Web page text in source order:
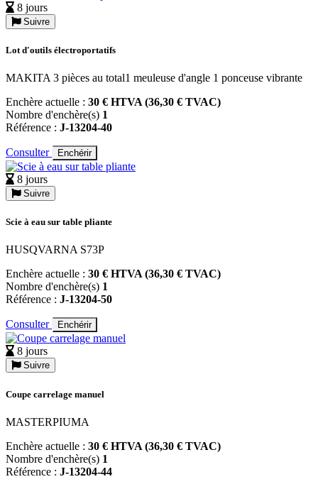
8 jours
Suivre
Lot d'outils électroportatifs
MAKITA 3 pièces au total1 meuleuse d'angle 1 ponceuse vibrante
Enchère actuelle : 30 € HTVA (36,30 € TVAC)
Nombre d'enchère(s) 1
Référence : J-13204-40
Consulter Enchérir
8 jours
Suivre
Scie à eau sur table pliante
HUSQVARNA S73P
Enchère actuelle : 30 € HTVA (36,30 € TVAC)
Nombre d'enchère(s) 1
Référence : J-13204-50
Consulter Enchérir
8 jours
Suivre
Coupe carrelage manuel
MASTERPIUMA
Enchère actuelle : 30 € HTVA (36,30 € TVAC)
Nombre d'enchère(s) 1
Référence : J-13204-44